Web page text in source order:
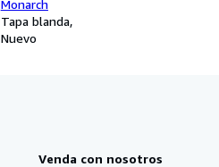
Monarch
Tapa blanda
Nuevo
Venda con nosotros